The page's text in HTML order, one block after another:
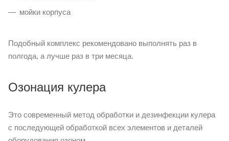
мойки корпуса
Подобный комплекс рекомендовано выполнять раз в
полгода, а лучше раз в три месяца.
Озонация кулера
Это современный метод обработки и дезинфекции кулера
с последующей обработкой всех элементов и деталей